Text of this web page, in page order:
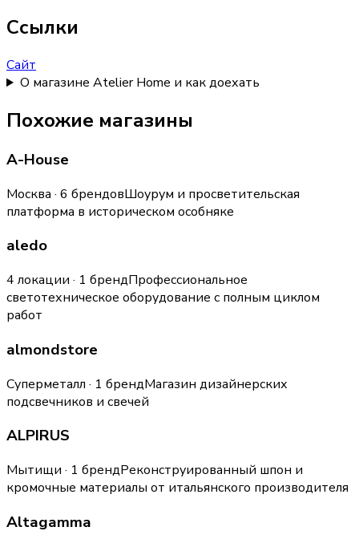
Ссылки
Сайт
О магазине Atelier Home и как доехать
Похожие магазины
A-House
Москва · 6 брендовШоурум и просветительская
платформа в историческом особняке
aledo
4 локации · 1 брендПрофессиональное
светотехническое оборудование с полным циклом
работ
almondstore
Суперметалл · 1 брендМагазин дизайнерских
подсвечников и свечей
ALPIRUS
Мытищи · 1 брендРеконструированный шпон и
кромочные материалы от итальянского производителя
Altagamma